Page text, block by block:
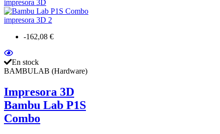
-162,08 €
En stock
BAMBULAB (Hardware)
Impresora 3D
Bambu Lab P1S
Combo